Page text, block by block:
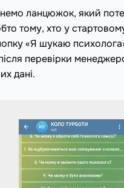
ланцюжок, який
тому, хто у
«Я шукаю
перевірки
дані.